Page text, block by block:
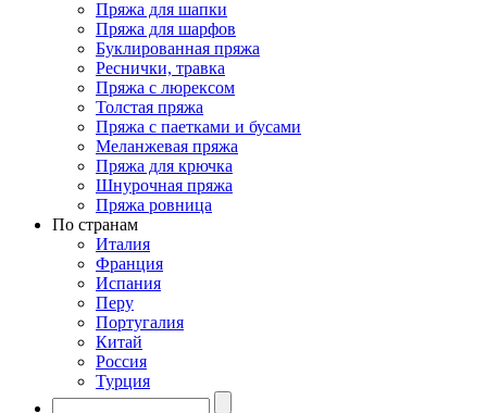
Пряжа для шапки
Пряжа для шарфов
Буклированная пряжа
Реснички, травка
Пряжа с люрексом
Толстая пряжа
Пряжа с паетками и бусами
Меланжевая пряжа
Пряжа для крючка
Шнурочная пряжа
Пряжа ровница
По странам
Италия
Франция
Испания
Перу
Португалия
Китай
Россия
Турция